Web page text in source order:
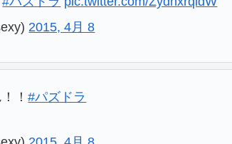
2015, 4月 8
！#パズドラ